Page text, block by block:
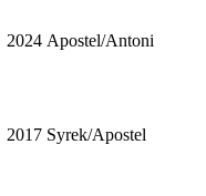
2024 Apostel/Antoni
2017 Syrek/Apostel